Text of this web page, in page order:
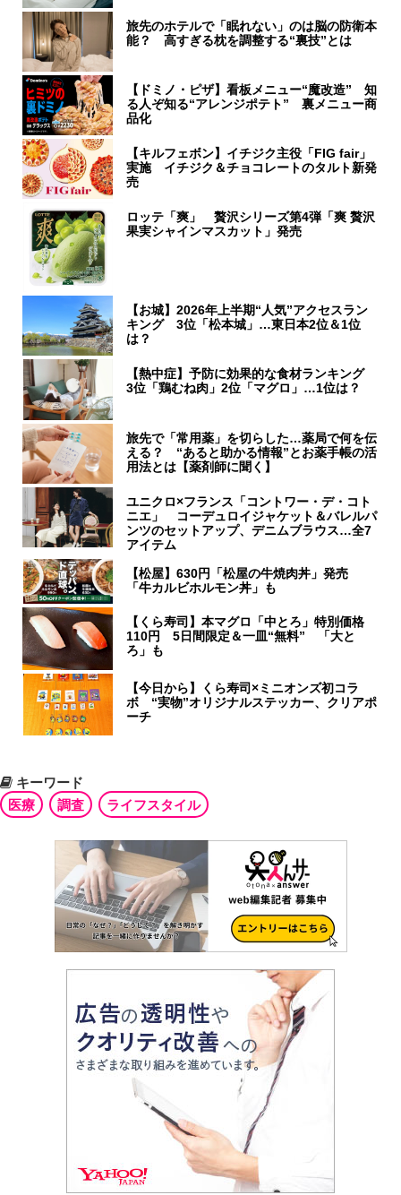
旅先のホテルで「眠れない」のは脳の防衛本
能？ 高すぎる枕を調整する“裏技”とは
【ドミノ・ピザ】看板メニュー“魔改造” 知
る人ぞ知る“アレンジポテト” 裏メニュー商
品化
【キルフェボン】イチジク主役「FIG fair」
実施 イチジク＆チョコレートのタルト新発
売
ロッテ「爽」 贅沢シリーズ第4弾「爽 贅沢
果実シャインマスカット」発売
【お城】2026年上半期“人気”アクセスラン
キング 3位「松本城」…東日本2位＆1位
は？
【熱中症】予防に効果的な食材ランキング
3位「鶏むね肉」2位「マグロ」…1位は？
旅先で「常用薬」を切らした…薬局で何を伝
える？ “あると助かる情報”とお薬手帳の活
用法とは【薬剤師に聞く】
ユニクロ×フランス「コントワー・デ・コト
ニエ」 コーデュロイジャケット＆バレルパ
ンツのセットアップ、デニムブラウス…全7
アイテム
【松屋】630円「松屋の牛焼肉丼」発売
「牛カルビホルモン丼」も
【くら寿司】本マグロ「中とろ」特別価格
110円 5日間限定＆一皿“無料” 「大と
ろ」も
【今日から】くら寿司×ミニオンズ初コラ
ボ “実物”オリジナルステッカー、クリアポ
ーチ
キーワード
医療
調査 ライフスタイル